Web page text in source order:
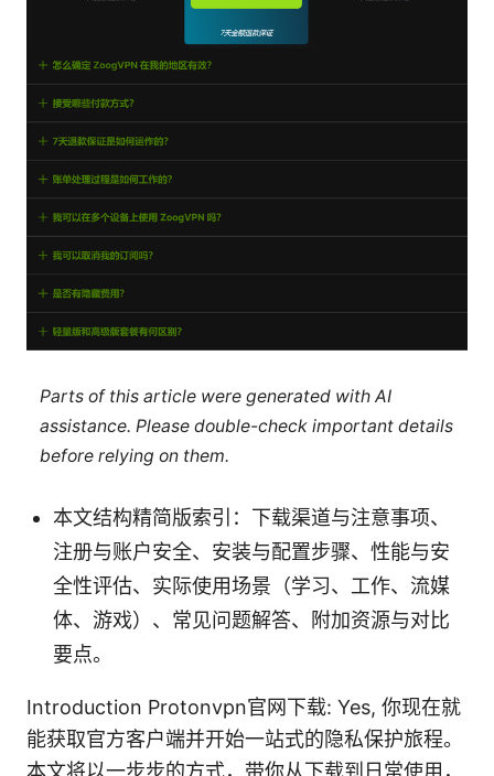
Parts of this article were generated with AI
assistance. Please double-check important details
before relying on them.
本文结构精简版索引：下载渠道与注意事项、
注册与账户安全、安装与配置步骤、性能与安
全性评估、实际使用场景（学习、工作、流媒
体、游戏）、常见问题解答、附加资源与对比
要点。
Introduction Protonvpn官网下载: Yes, 你现在就
能获取官方客户端并开始一站式的隐私保护旅程。
本文将以一步步的方式，带你从下载到日常使用，